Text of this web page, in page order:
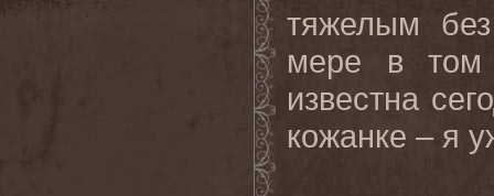
тяжелым
мере в том
известна
кожанке – я